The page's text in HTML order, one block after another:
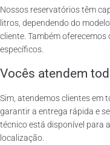
Nossos reservatórios têm
litros, dependendo do
cliente. Também
específicos.
Vocês atendem
Sim, atendemos clientes em
garantir a entrega rápida e
técnico está disponível para
localização.